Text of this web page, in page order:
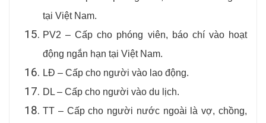
tại Việt Nam.
PV2 – Cấp cho phóng viên, báo chí vào hoạt
động ngắn hạn tại Việt Nam.
LĐ – Cấp cho người vào lao động.
DL – Cấp cho người vào du lịch.
TT – Cấp cho người nước ngoài là vợ, chồng,